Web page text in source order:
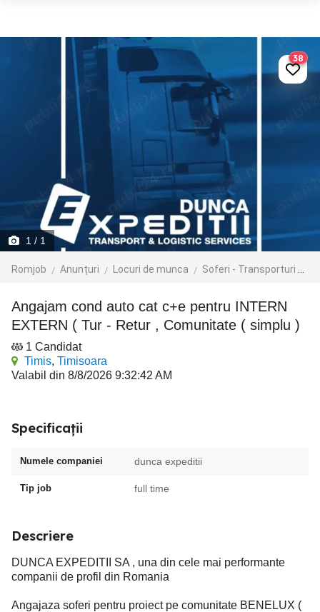
1 / 1
Romjob Anunțuri Locuri de munca Soferi - Transporturi
38
Angajam cond auto cat c+e pentru INTERN
EXTERN ( Tur - Retur , Comunitate ( simplu )
1 Candidat
Timis, Timisoara
Valabil din 8/8/2026 9:32:42 AM
Specificații
Numele companiei dunca expeditii
Tip job full time
Descriere
DUNCA EXPEDITII SA , una din cele mai performante
companii de profil din Romania
Angajaza soferi pentru proiect pe comunitate BENELUX (